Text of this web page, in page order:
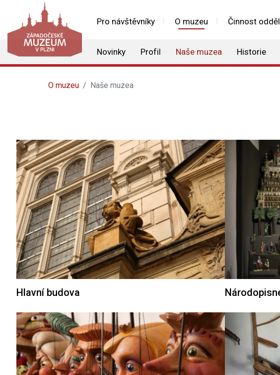
Pro návštěvníky O muzeu Činnost
Novinky Profil Naše muzea Historie
O muzeu Naše muzea
Hlavní budova